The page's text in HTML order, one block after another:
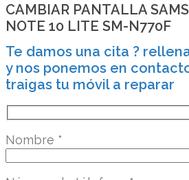
CAMBIAR PANTALLA
NOTE 10 LITE SM-N770F
Te damos una cita ?
y nos ponemos en
traigas tu móvil a reparar
Nombre *